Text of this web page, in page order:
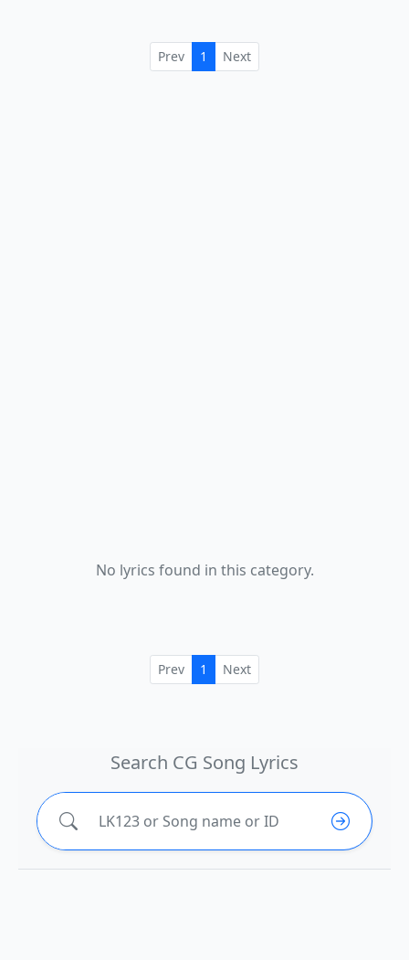
Prev 1 Next
No lyrics found in this category.
Prev 1 Next
Search CG Song Lyrics